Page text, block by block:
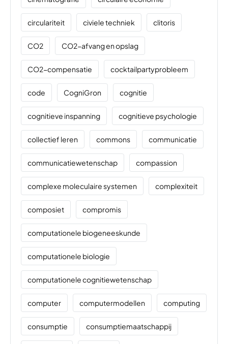
circulariteit civiele techniek clitoris
CO2 CO2-afvang en opslag
CO2-compensatie cocktailpartyprobleem
code CogniGron cognitie
cognitieve inspanning cognitieve psychologie
collectief leren commons communicatie
communicatiewetenschap compassion
complexe moleculaire systemen complexiteit
composiet compromis
computationele biogeneeskunde
computationele biologie
computationele cognitiewetenschap
computer computermodellen computing
consumptie consumptiemaatschappij